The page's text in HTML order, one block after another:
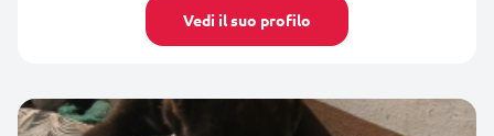
Vedi il suo profilo